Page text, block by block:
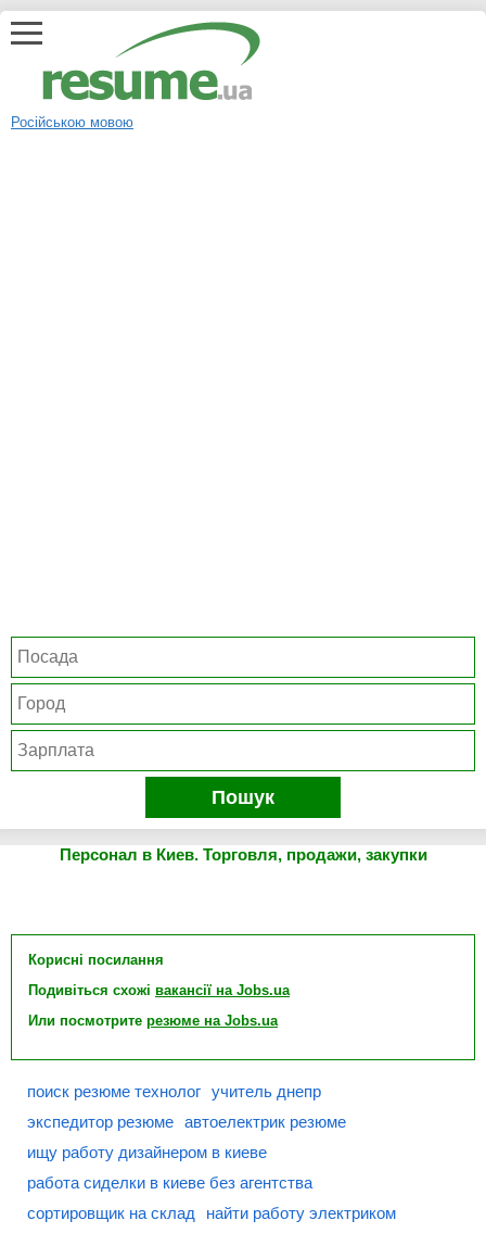
Російською мовою
Пошук
Персонал в Киев. Торговля, продажи, закупки
Корисні посилання
Подивіться схожі вакансії на Jobs.ua
Или посмотрите резюме на Jobs.ua
поиск резюме технолог учитель днепр
экспедитор резюме автоелектрик резюме
ищу работу дизайнером в киеве
работа сиделки в киеве без агентства
сортировщик на склад
найти работу электриком